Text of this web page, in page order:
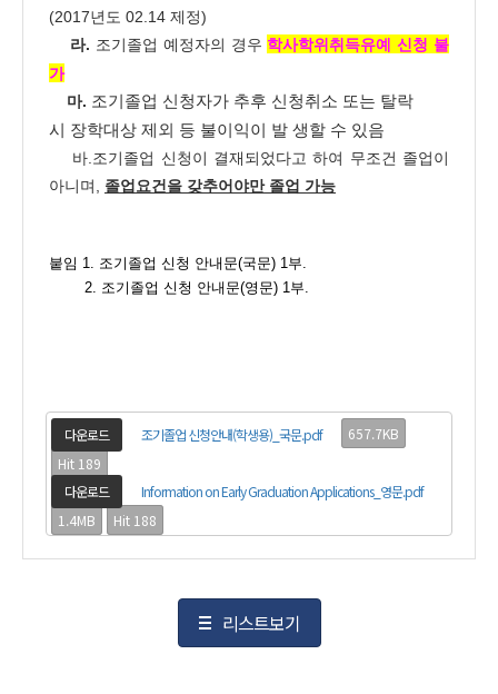
(2017년도 02.14 제정)
라. 조기졸업 예정자의 경우 학사학위취득유예 신청 불
가
마. 조기졸업 신청자가 추후 신청취소 또는 탈락
시 장학대상 제외 등 불이익이 발 생할 수 있음
바.조기졸업 신청이 결재되었다고 하여 무조건 졸업이
아니며, 졸업요건을 갖추어야만 졸업 가능
붙임 1. 조기졸업 신청 안내문(국문) 1부.
2. 조기졸업 신청 안내문(영문) 1부.
다운로드 조기졸업 신청안내(학생용)_국문.pdf
657.7KB
Hit 189
다운로드
Information on Early Graduation Applications_영문.pdf
1.4MB
Hit 188
리스트보기